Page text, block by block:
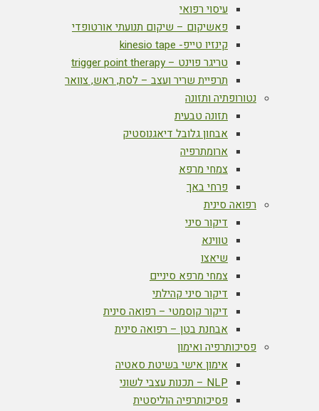
עיסוי רפואי
פאשיקום – שיקום תנועתי אורטופדי
קינזיו טייפ- kinesio tape
טריגר פוינט – trigger point therapy
תרפיית שריר ועצב – לסת, ראש, צוואר
נטורופתיה ותזונה
תזונה טבעית
אבחון גלובל דיאגנוסטיק
ארומתרפיה
צמחי מרפא
פרחי באך
רפואה סינית
דיקור סיני
טווינא
שיאצו
צמחי מרפא סיניים
דיקור סיני קהילתי
דיקור קוסמטי – רפואה סינית
אבחנת בטן – רפואה סינית
פסיכותרפיה ואימון
אימון אישי בשיטת סאטיה
NLP – תכנות עצבי לשוני
פסיכותרפיה הוליסטית